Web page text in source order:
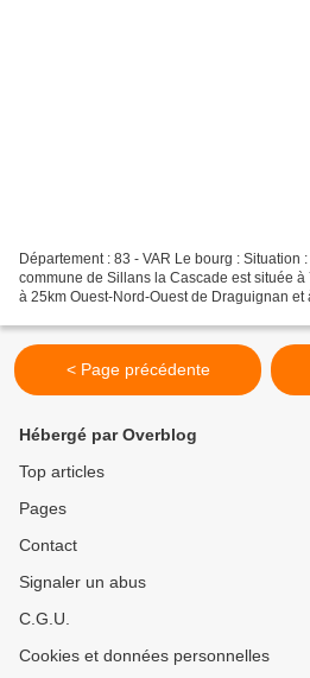
Département : 83 - VAR Le bourg : Situation
commune de Sillans la Cascade est située à
à 25km Ouest-Nord-Ouest de Draguignan et
< Page précédente
Hébergé par Overblog
Top articles
Pages
Contact
Signaler un abus
C.G.U.
Cookies et données personnelles